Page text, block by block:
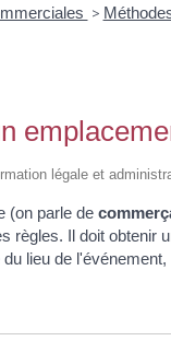
>
légale et
(on parle de
règles. Il doit obtenir
lieu de